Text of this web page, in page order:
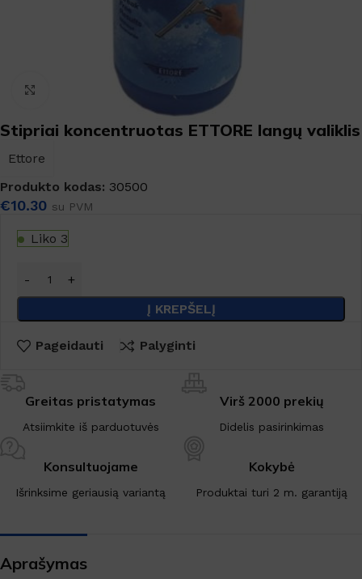
Stipriai koncentruotas ETTORE langų valiklis
Ettore
Produkto kodas: 30500
€10.30 su PVM
Liko 3
Į KREPŠELĮ
Pageidauti Palyginti
Greitas pristatymas
Atsiimkite iš parduotuvės
Virš 2000 prekių
Didelis pasirinkimas
Konsultuojame
Išrinksime geriausią variantą
Kokybė
Produktai turi 2 m. garantiją
Aprašymas